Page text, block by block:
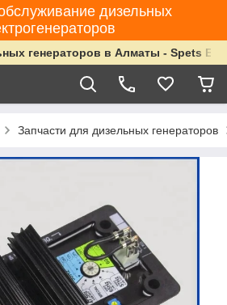
дизельных
генераторов в Алматы - Spets
Запчасти для дизельных генераторов